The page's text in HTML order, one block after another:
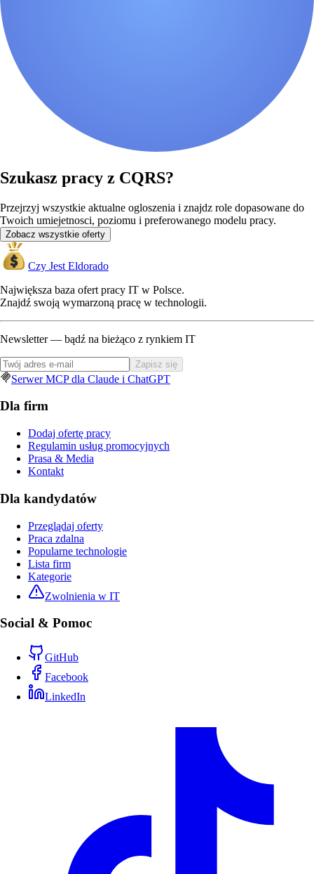
Szukasz pracy z CQRS?
Przejrzyj wszystkie aktualne ogloszenia i znajdz role dopasowane do
Twoich umiejetnosci, poziomu i preferowanego modelu pracy.
Zobacz wszystkie oferty
Czy Jest Eldorado
Największa baza ofert pracy IT w Polsce.
Znajdź swoją wymarzoną pracę w technologii.
Newsletter — bądź na bieżąco z rynkiem IT
Zapisz się
Serwer MCP dla Claude i ChatGPT
Dla firm
Dodaj ofertę pracy
Regulamin usług promocyjnych
Prasa & Media
Kontakt
Dla kandydatów
Przeglądaj oferty
Praca zdalna
Popularne technologie
Lista firm
Kategorie
Zwolnienia w IT
Social & Pomoc
GitHub
Facebook
LinkedIn